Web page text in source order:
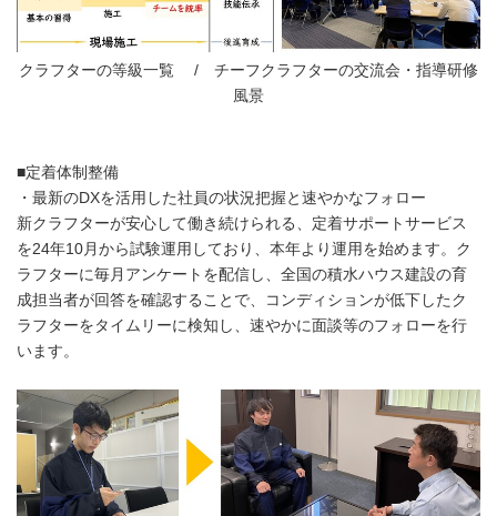
クラフターの等級一覧 / チーフクラフターの交流会・指導研修
風景
■定着体制整備
・最新のDXを活用した社員の状況把握と速やかなフォロー
新クラフターが安心して働き続けられる、定着サポートサービス
を24年10月から試験運用しており、本年より運用を始めます。ク
ラフターに毎月アンケートを配信し、全国の積水ハウス建設の育
成担当者が回答を確認することで、コンディションが低下したク
ラフターをタイムリーに検知し、速やかに面談等のフォローを行
います。